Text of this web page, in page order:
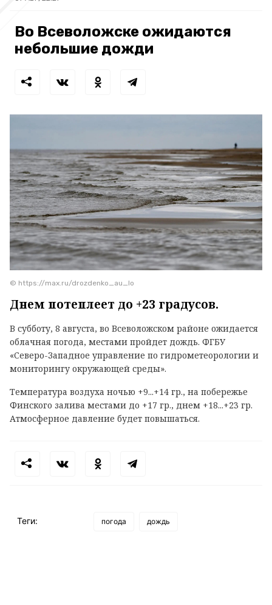
Во Всеволожске ожидаются
небольшие дожди
© https://max.ru/drozdenko_au_lo
Днем потеплеет до +23 градусов.
В субботу, 8 августа, во Всеволожском районе ожидается
облачная погода, местами пройдет дождь. ФГБУ
«Северо-Западное управление по гидрометеорологии и
мониторингу окружающей среды».
Температура воздуха ночью +9...+14 гр., на побережье
Финского залива местами до +17 гр., днем +18...+23 гр.
Атмосферное давление будет повышаться.
Теги: погода дождь